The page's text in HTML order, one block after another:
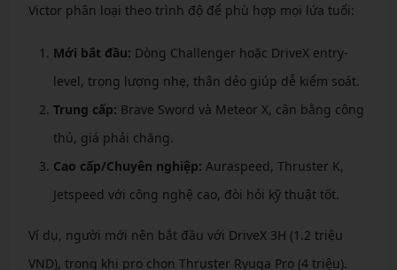
Victor phân loại theo trình độ để phù hợp mọi lứa tuổi:
Mới bắt đầu: Dòng Challenger hoặc DriveX entry-
level, trọng lượng nhẹ, thân dẻo giúp dễ kiểm soát.
Trung cấp: Brave Sword và Meteor X, cân bằng công
thủ, giá phải chăng.
Cao cấp/Chuyên nghiệp: Auraspeed, Thruster K,
Jetspeed với công nghệ cao, đòi hỏi kỹ thuật tốt.
Ví dụ, người mới nên bắt đầu với DriveX 3H (1.2 triệu
VND), trong khi pro chọn Thruster Ryuga Pro (4 triệu).